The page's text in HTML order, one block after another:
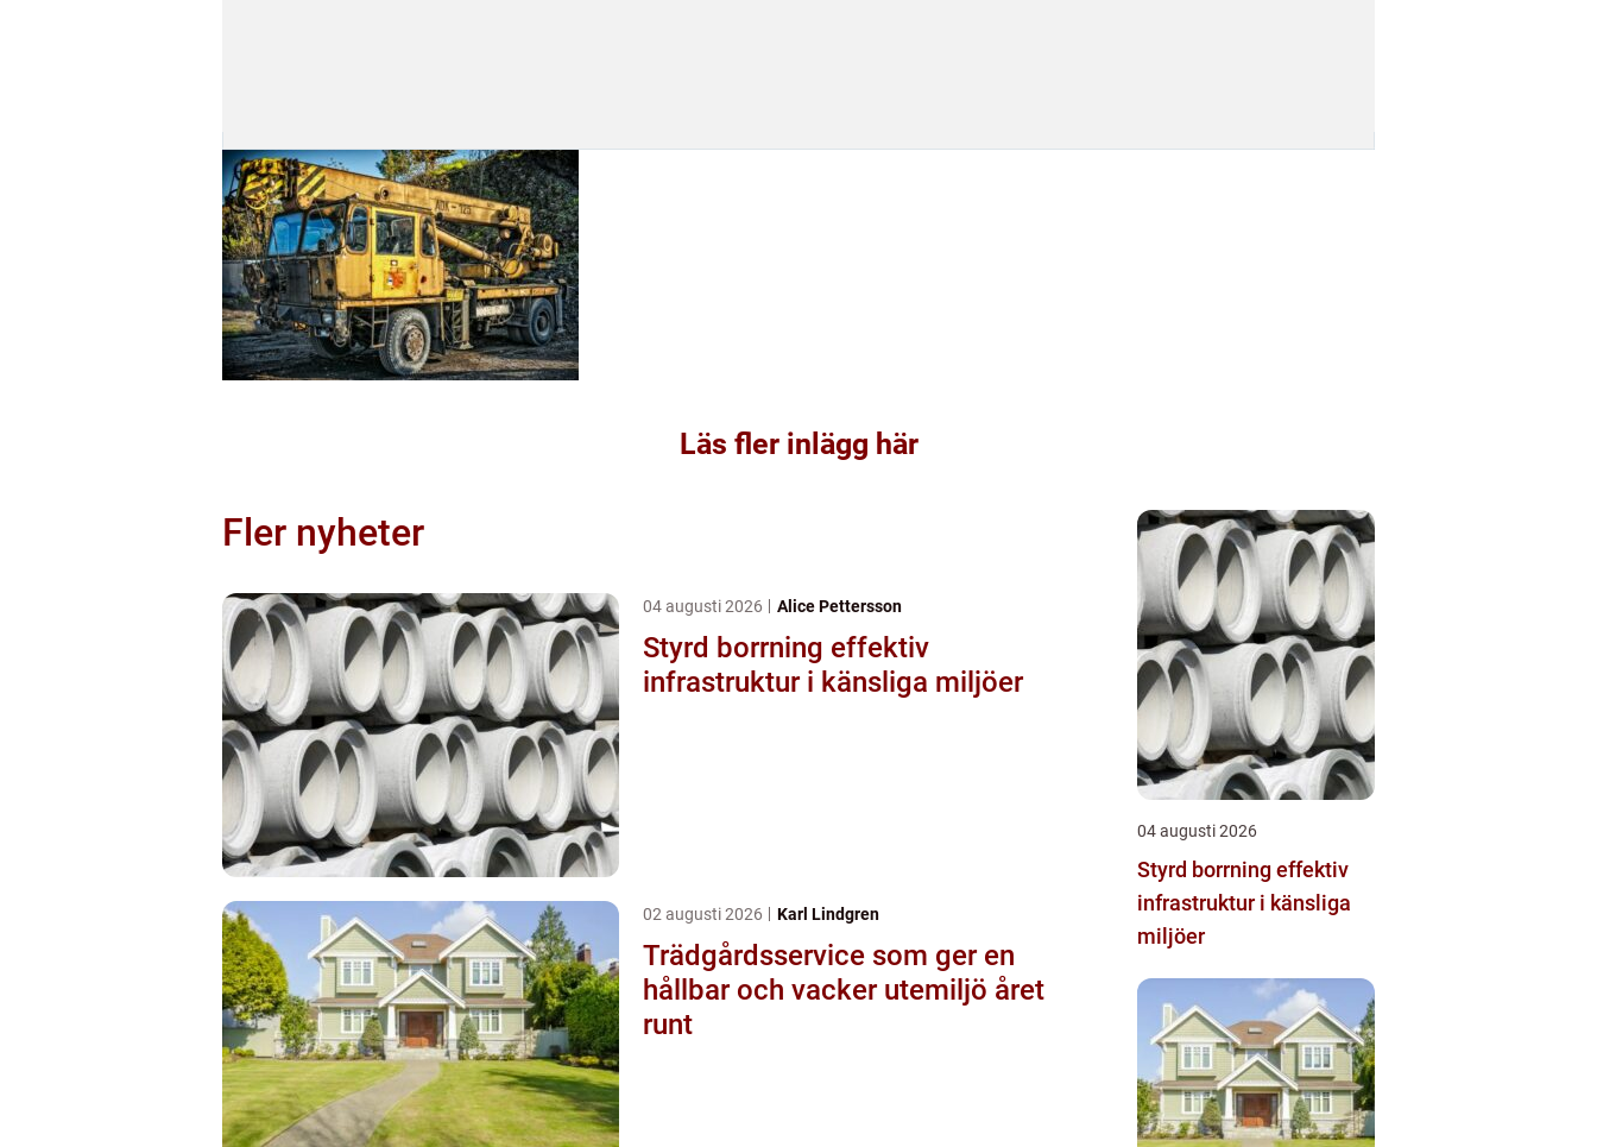
Läs fler inlägg här
Fler nyheter
04 augusti 2026 Alice Pettersson
Styrd borrning effektiv
infrastruktur i känsliga miljöer
02 augusti 2026 Karl Lindgren
Trädgårdsservice som ger en
hållbar och vacker utemiljö året
runt
04 augusti 2026
Styrd borrning effektiv
infrastruktur i känsliga
miljöer